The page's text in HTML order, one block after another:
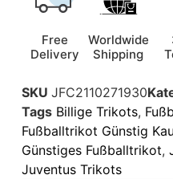
Free
Delivery
Worldwide
Shipping
SKU JFC2110271930
Tags Billige Trikots,
Fußballtrikot Günstig
Günstiges Fußballtrikot,
Juventus Trikots